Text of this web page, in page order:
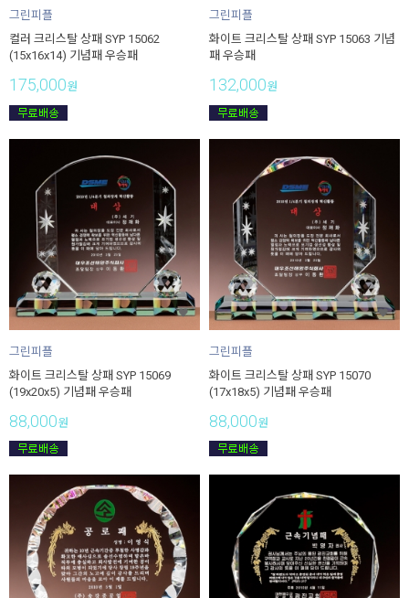
그린피플
컬러 크리스탈 상패 SYP 15062
(15x16x14) 기념패 우승패
175,000원
그린피플
화이트 크리스탈 상패 SYP 15063 기념
패 우승패
132,000원
그린피플
화이트 크리스탈 상패 SYP 15069
(19x20x5) 기념패 우승패
88,000원
그린피플
화이트 크리스탈 상패 SYP 15070
(17x18x5) 기념패 우승패
88,000원